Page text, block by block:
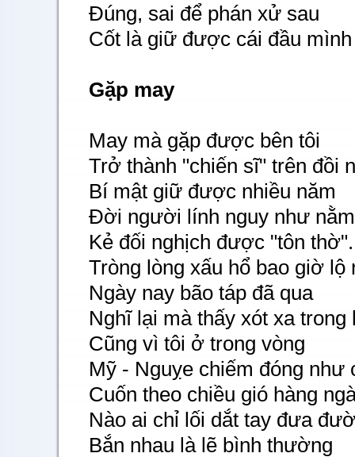
Đúng, sai để phán xử sau
Cốt là giữ được cái đầu
Gặp may
May mà gặp được bên tôi
Trở thành "chiến sĩ" trên đồi
Bí mật giữ được nhiều năm
Đời người lính nguy như
Kẻ đối nghịch được "tôn
Tròng lòng xấu hổ bao giờ lộ
Ngày nay bão táp đã qua
Nghĩ lại mà thấy xót xa trong
Cũng vì tôi ở trong vòng
Mỹ - Nguỵe chiếm đóng như
Cuốn theo chiều gió hàng
Nào ai chỉ lối dắt tay đưa
Bắn nhau là lẽ bình thường